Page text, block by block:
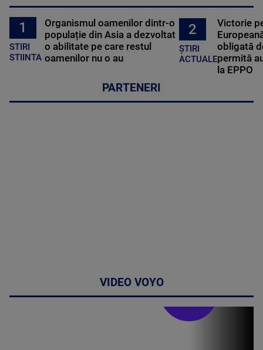
1
STIRI
STIINTA
Organismul oamenilor dintr-o
populație din Asia a dezvoltat
o abilitate pe care restul
oamenilor nu o au
2
ȘTIRI
ACTUALE
Victorie
obligată
permită
la EPPO
PARTENERI
VIDEO VOYO